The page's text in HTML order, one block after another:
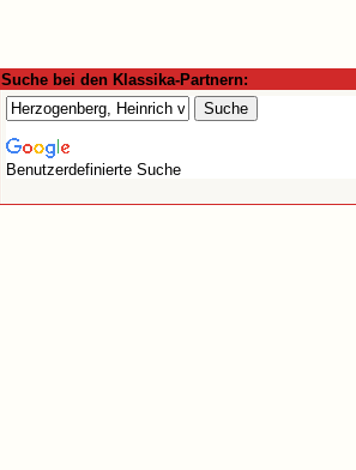
Suche bei den Klassika-Partnern:
Benutzerdefinierte Suche